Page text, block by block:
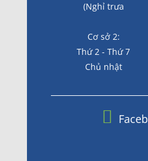
(Nghỉ trưa
Cơ sở 2:
Thứ 2 - Thứ 7
Chủ nhật